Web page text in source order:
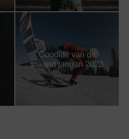
Goodlife van de
maand januari 2023